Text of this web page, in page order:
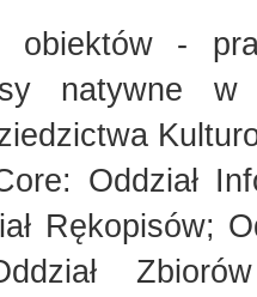
obiektów -
natywne
Oddział
Rękopisów;